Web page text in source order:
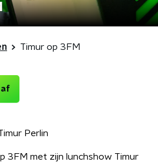
Timur op 3FM
af
Perlin
3FM met zijn lunchshow Timur